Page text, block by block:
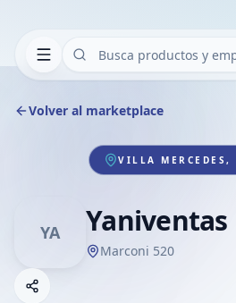
Volver al marketplace
VILLA MERCEDES,
YA Yaniventas
Marconi 520
Compartir empresa